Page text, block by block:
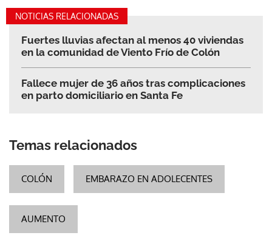
NOTICIAS RELACIONADAS
Fuertes lluvias afectan al menos 40 viviendas
en la comunidad de Viento Frío de Colón
Fallece mujer de 36 años tras complicaciones
en parto domiciliario en Santa Fe
Temas relacionados
COLÓN EMBARAZO EN ADOLECENTES
AUMENTO